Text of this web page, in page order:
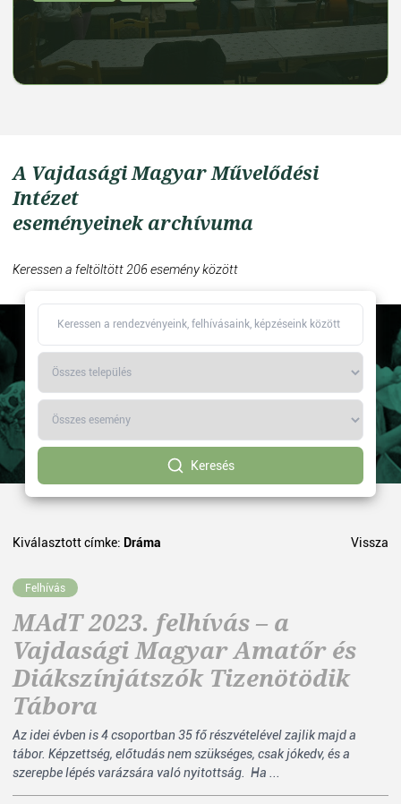
A Vajdasági Magyar Művelődési
Intézet
eseményeinek archívuma
Keressen a feltöltött 206 esemény között
Keresés
Kiválasztott címke: Dráma Vissza
Felhívás
MAdT 2023. felhívás – a
Vajdasági Magyar Amatőr és
Diákszínjátszók Tizenötödik
Tábora
Az idei évben is 4 csoportban 35 fő részvételével zajlik majd a
tábor. Képzettség, előtudás nem szükséges, csak jókedv, és a
szerepbe lépés varázsára való nyitottság. Ha ...